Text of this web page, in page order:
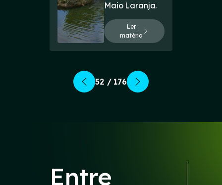
Maio Laranja.
Ler
matéria
52 / 176
Entre